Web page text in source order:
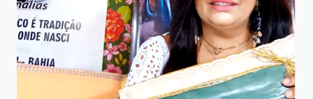
Calderasch, Rita Pinheiro, Rosana Paulo e Valdeck Almeida
de Jesus. Além disso, a noite será animada com
apresentações musicais de Chá Rize e Sílvio Correia. Com
produção e curadoria de Cacau Novaes e coordenação
artística de Alvorecer Santos, o Nosso Sarau é um evento